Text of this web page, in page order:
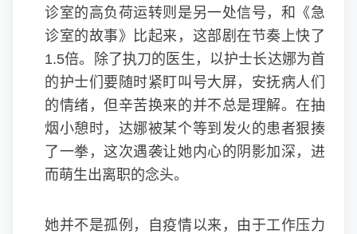
诊室的高负荷运转则是另一处信号，和《急
诊室的故事》比起来，这部剧在节奏上快了
1.5倍。除了执刀的医生，以护士长达娜为首
的护士们要随时紧盯叫号大屏，安抚病人们
的情绪，但辛苦换来的并不总是理解。在抽
烟小憩时，达娜被某个等到发火的患者狠揍
了一拳，这次遇袭让她内心的阴影加深，进
而萌生出离职的念头。
她并不是孤例，自疫情以来，由于工作压力